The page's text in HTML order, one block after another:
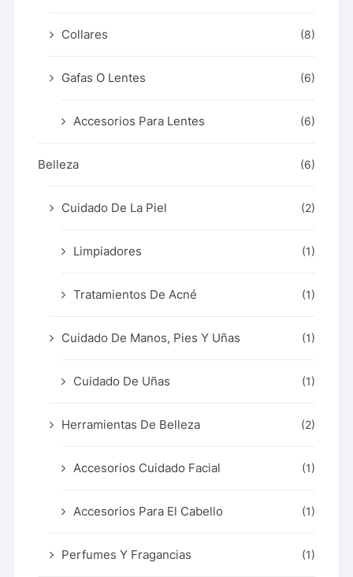
Collares (8)
Gafas O Lentes (6)
Accesorios Para Lentes (6)
Belleza (6)
Cuidado De La Piel (2)
Limpiadores (1)
Tratamientos De Acné (1)
Cuidado De Manos, Pies Y Uñas (1)
Cuidado De Uñas (1)
Herramientas De Belleza (2)
Accesorios Cuidado Facial (1)
Accesorios Para El Cabello (1)
Perfumes Y Fragancias (1)